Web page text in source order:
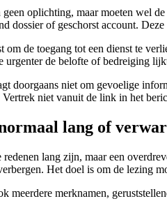
oplichting, maar moeten wel
dossier of geschorst account.
om de toegang tot een dienst te
de belofte of bedreiging
doorgaans niet om gevoelige
niet vanuit de link in het
lang of
lang zijn, maar een
Het doel is om de lezing
meerdere merknamen,